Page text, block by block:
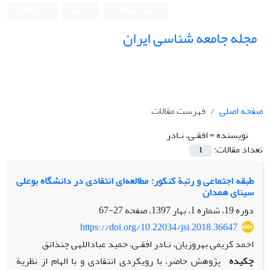
مجله جامعه شناسی ایران
صفحه اصلی
فهرست مقالات
نویسنده =افقـی، نـادر
تعداد مقالات:
1
طبقه اجتماعی و رتبة کنکور: مطالعه‌ای انتقادی در دانشگاه بوعلی
سینای همدان
دوره 19، شماره 1، بهار 1397، صفحه
27-67
https://doi.org/10.22034/jsi.2018.36647
احمد کریمی بهروزیان، نـادر افقـی، حمید عباداللهی چنذانق
چکیده پژوهش حاضر، با رویکردی انتقادی و با الهام از نظریة